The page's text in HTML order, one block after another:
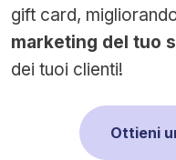
gift card,
marketing del tuo
dei tuoi clienti!
Ottieni